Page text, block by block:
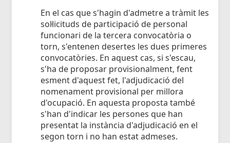
En el cas que s'hagin d'admetre a tràmit les
sol·licituds de participació de personal
funcionari de la tercera convocatòria o
torn, s'entenen desertes les dues primeres
convocatòries. En aquest cas, si s'escau,
s'ha de proposar provisionalment, fent
esment d'aquest fet, l'adjudicació del
nomenament provisional per millora
d'ocupació. En aquesta proposta també
s'han d'indicar les persones que han
presentat la instància d'adjudicació en el
segon torn i no han estat admeses.